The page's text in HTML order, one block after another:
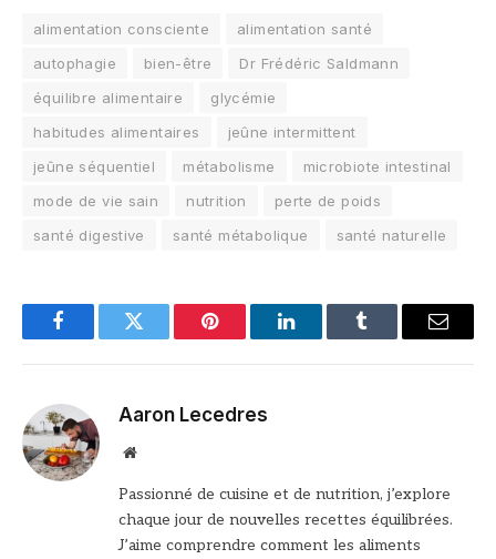
alimentation consciente
alimentation santé
autophagie
bien-être
Dr Frédéric Saldmann
équilibre alimentaire
glycémie
habitudes alimentaires
jeûne intermittent
jeûne séquentiel
métabolisme
microbiote intestinal
mode de vie sain
nutrition
perte de poids
santé digestive
santé métabolique santé naturelle
FacebookTwitter Pinterest LinkedInTumblr Email
Aaron Lecedres
Site
Passionné de cuisine et de nutrition, j’explore
chaque jour de nouvelles recettes équilibrées.
J’aime comprendre comment les aliments